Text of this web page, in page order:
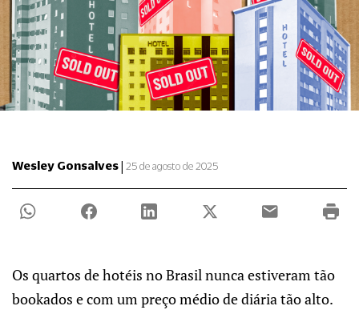
Wesley Gonsalves| 25 de agosto de 2025
Os quartos de hotéis no Brasil nunca estiveram tão
bookados e com um preço médio de diária tão alto.